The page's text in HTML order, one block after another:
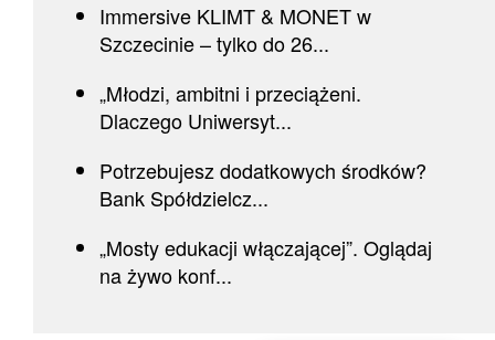
Immersive KLIMT & MONET w
Szczecinie – tylko do 26...
„Młodzi, ambitni i przeciążeni.
Dlaczego Uniwersyt...
Potrzebujesz dodatkowych środków?
Bank Spółdzielcz...
„Mosty edukacji włączającej”. Oglądaj
na żywo konf...